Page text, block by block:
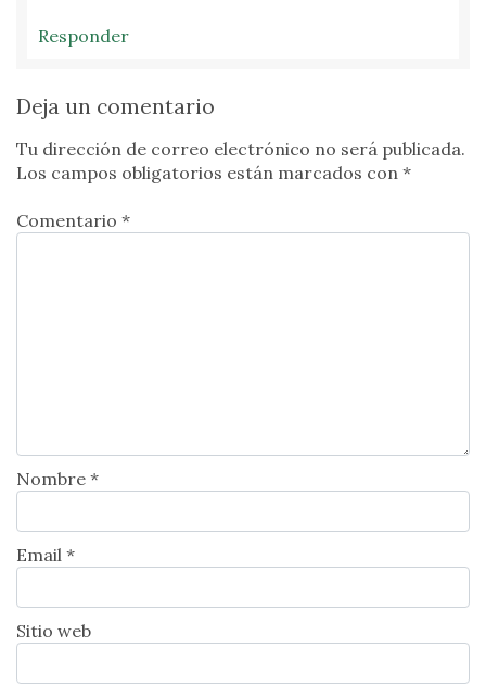
Responder
Deja un comentario
Tu dirección de correo electrónico no será publicada.
Los campos obligatorios están marcados con *
Comentario *
Nombre *
Email *
Sitio web